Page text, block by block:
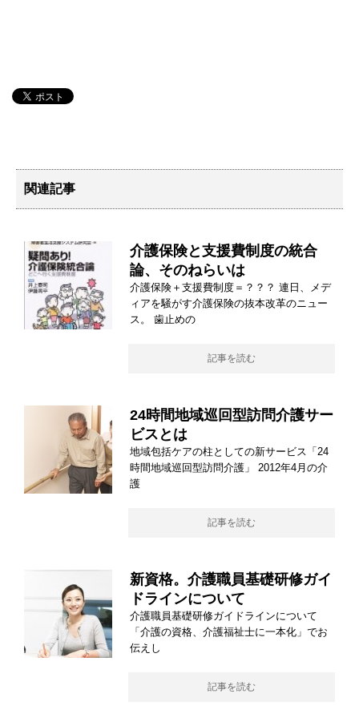
関連記事
介護保険と支援費制度の統合
論、そのねらいは
介護保険＋支援費制度＝？？？ 連日、メデ
ィアを騒がす介護保険の抜本改革のニュー
ス。 歯止めの
記事を読む
24時間地域巡回型訪問介護サー
ビスとは
地域包括ケアの柱としての新サービス「24
時間地域巡回型訪問介護」 2012年4月の介
護
記事を読む
新資格。介護職員基礎研修ガイ
ドラインについて
介護職員基礎研修ガイドラインについて
「介護の資格、介護福祉士に一本化」でお
伝えし
記事を読む